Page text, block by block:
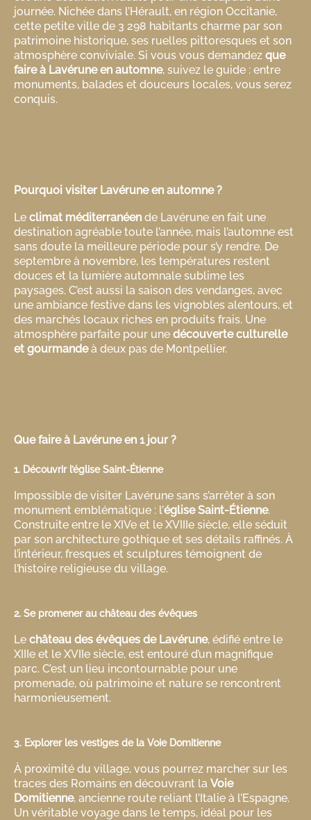
journée. Nichée dans l’Hérault, en région Occitanie,
cette petite ville de 3 298 habitants charme par son
patrimoine historique, ses ruelles pittoresques et son
atmosphère conviviale. Si vous vous demandez que
faire à Lavérune en automne, suivez le guide : entre
monuments, balades et douceurs locales, vous serez
conquis.
Pourquoi visiter Lavérune en automne ?
Le climat méditerranéen de Lavérune en fait une
destination agréable toute l’année, mais l’automne est
sans doute la meilleure période pour s’y rendre. De
septembre à novembre, les températures restent
douces et la lumière automnale sublime les
paysages. C’est aussi la saison des vendanges, avec
une ambiance festive dans les vignobles alentours, et
des marchés locaux riches en produits frais. Une
atmosphère parfaite pour une découverte culturelle
et gourmandeà deux pas de Montpellier.
Que faire à Lavérune en 1 jour ?
1. Découvrir l’église Saint-Étienne
Impossible de visiter Lavérune sans s’arrêter à son
monument emblématique : l’église Saint-Étienne.
Construite entre le XIVe et le XVIIIe siècle, elle séduit
par son architecture gothique et ses détails raffinés. À
l’intérieur, fresques et sculptures témoignent de
l’histoire religieuse du village.
2. Se promener au château des évêques
Le château des évêques de Lavérune, édifié entre le
XIIIe et le XVIIe siècle, est entouré d’un magnifique
parc. C’est un lieu incontournable pour une
promenade, où patrimoine et nature se rencontrent
harmonieusement.
3. Explorer les vestiges de la Voie Domitienne
À proximité du village, vous pourrez marcher sur les
traces des Romains en découvrant la Voie
Domitienne, ancienne route reliant l’Italie à l’Espagne.
Un véritable voyage dans le temps, idéal pour les